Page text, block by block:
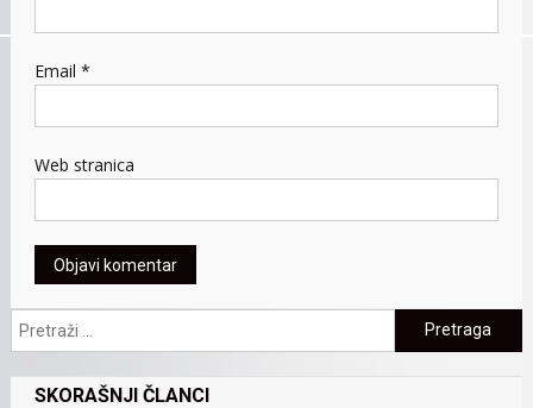
Email *
Web stranica
Pretraga:
SKORAŠNJI ČLANCI